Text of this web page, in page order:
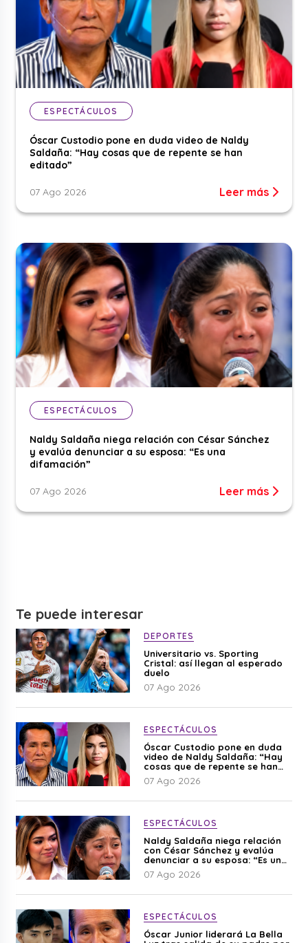
ESPECTÁCULOS
Óscar Custodio pone en duda video de Naldy
Saldaña: “Hay cosas que de repente se han
editado”
07 Ago 2026 Leer más
ESPECTÁCULOS
Naldy Saldaña niega relación con César Sánchez
y evalúa denunciar a su esposa: “Es una
difamación”
07 Ago 2026 Leer más
Te puede interesar
DEPORTES
Universitario vs. Sporting
Cristal: así llegan al esperado
duelo
07 Ago 2026
ESPECTÁCULOS
Óscar Custodio pone en duda
video de Naldy Saldaña: “Hay
cosas que de repente se han
editado”
07 Ago 2026
ESPECTÁCULOS
Naldy Saldaña niega relación
con César Sánchez y evalúa
denunciar a su esposa: “Es una
difamación”
07 Ago 2026
ESPECTÁCULOS
Óscar Junior liderará La Bella